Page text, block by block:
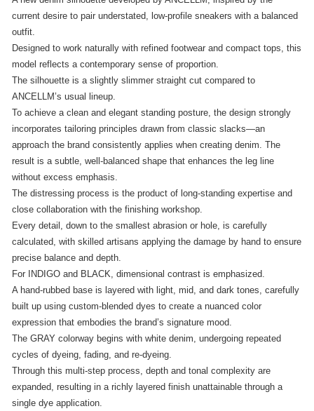
current desire to pair understated, low-profile sneakers with a balanced
outfit.
Designed to work naturally with refined footwear and compact tops, this
model reflects a contemporary sense of proportion.
The silhouette is a slightly slimmer straight cut compared to
ANCELLM’s usual lineup.
To achieve a clean and elegant standing posture, the design strongly
incorporates tailoring principles drawn from classic slacks—an
approach the brand consistently applies when creating denim. The
result is a subtle, well-balanced shape that enhances the leg line
without excess emphasis.
The distressing process is the product of long-standing expertise and
close collaboration with the finishing workshop.
Every detail, down to the smallest abrasion or hole, is carefully
calculated, with skilled artisans applying the damage by hand to ensure
precise balance and depth.
For INDIGO and BLACK, dimensional contrast is emphasized.
A hand-rubbed base is layered with light, mid, and dark tones, carefully
built up using custom-blended dyes to create a nuanced color
expression that embodies the brand’s signature mood.
The GRAY colorway begins with white denim, undergoing repeated
cycles of dyeing, fading, and re-dyeing.
Through this multi-step process, depth and tonal complexity are
expanded, resulting in a richly layered finish unattainable through a
single dye application.